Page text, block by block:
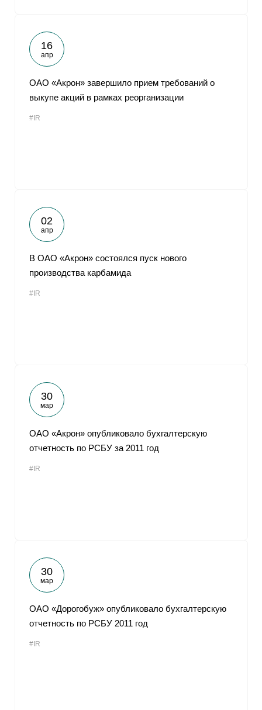
16
апр
ОАО «Акрон» завершило прием требований о
выкупе акций в рамках реорганизации
#IR
02
апр
В ОАО «Акрон» состоялся пуск нового
производства карбамида
#IR
30
мар
ОАО «Акрон» опубликовало бухгалтерскую
отчетность по РСБУ за 2011 год
#IR
30
мар
ОАО «Дорогобуж» опубликовало бухгалтерскую
отчетность по РСБУ 2011 год
#IR